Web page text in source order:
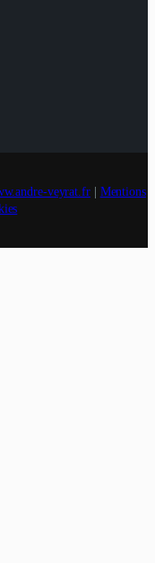
veyrat.fr| Mentions